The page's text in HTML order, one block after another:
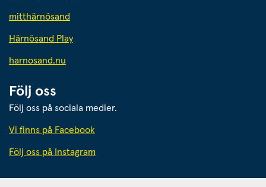
mitthärnösand
Härnösand Play
harnosand.nu
Följ oss
Följ oss på sociala medier.
Vi finns på Facebook
Följ oss på Instagram